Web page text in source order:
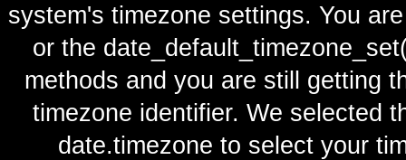
system's timezone settings. You
or the
methods and you are still getting
timezone identifier. We selected
date.timezone to select